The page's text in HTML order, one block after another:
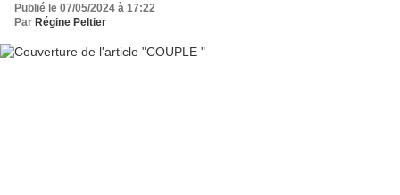
Publié le 07/05/2024 à 17:22
Par Régine Peltier